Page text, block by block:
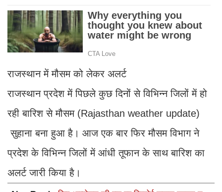
राजस्थान में मौसम को लेकर अलर्ट
राजस्थान प्रदेश में पिछले कुछ दिनों से विभिन्न जिलों में हो
रही बारिश से मौसम (Rajasthan weather update)
सुहाना बना हुआ है। आज एक बार फिर मौसम विभाग ने
प्रदेश के विभिन्न जिलों में आंधी तूफान के साथ बारिश का
अलर्ट जारी किया है।